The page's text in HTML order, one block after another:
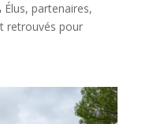
partenaires,
retrouvés pour